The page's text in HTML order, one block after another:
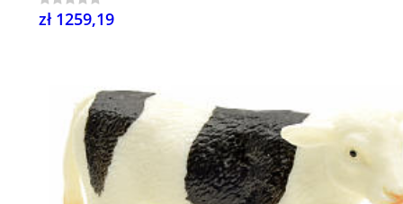
zł 1259,19